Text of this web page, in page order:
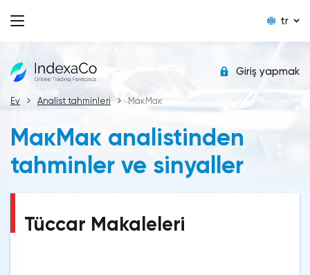
tr
Giriş yapmak
Ev Analist tahminleri MакMак
MакMак analistinden
tahminler ve sinyaller
Tüccar Makaleleri